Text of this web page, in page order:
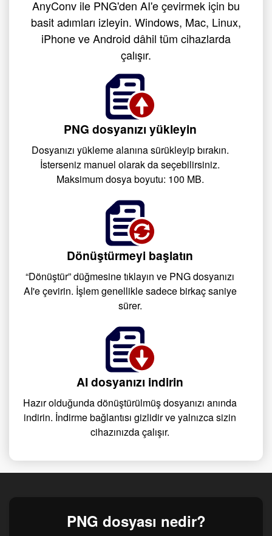
AnyConv ile PNG'den AI'e çevirmek için bu
basit adımları izleyin. Windows, Mac, Linux,
iPhone ve Android dâhil tüm cihazlarda
çalışır.
PNG dosyanızı yükleyin
Dosyanızı yükleme alanına sürükleyip bırakın.
İsterseniz manuel olarak da seçebilirsiniz.
Maksimum dosya boyutu: 100 MB.
Dönüştürmeyi başlatın
“Dönüştür” düğmesine tıklayın ve PNG dosyanızı
AI'e çevirin. İşlem genellikle sadece birkaç saniye
sürer.
AI dosyanızı indirin
Hazır olduğunda dönüştürülmüş dosyanızı anında
indirin. İndirme bağlantısı gizlidir ve yalnızca sizin
cihazınızda çalışır.
PNG dosyası nedir?